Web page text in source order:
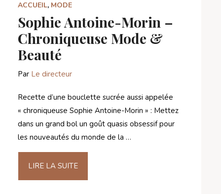
ACCUEIL, MODE
Sophie Antoine-Morin –
Chroniqueuse Mode &
Beauté
Par Le directeur
Recette d’une bouclette sucrée aussi appelée
« chroniqueuse Sophie Antoine-Morin » : Mettez
dans un grand bol un goût quasis obsessif pour
les nouveautés du monde de la …
LIRE LA SUITE